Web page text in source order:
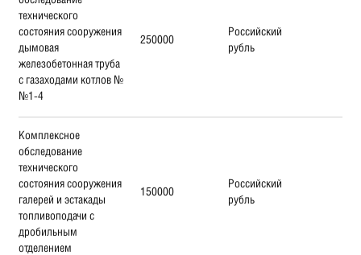
технического
состояния сооружения
дымовая
железобетонная труба
с газаходами котлов №
№1-4
250000
Российский
рубль
Комплексное
обследование
технического
состояния сооружения
галерей и эстакады
топливоподачи с
дробильным
отделением
150000
Российский
рубль